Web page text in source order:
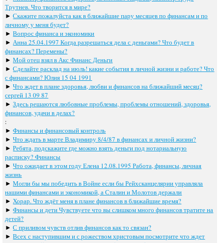
Трутнев. Что творится в мире?
►Скажите пожалуйста как в ближайшие пару месяцев по финансам и по
личному у меня будет?
►Вопрос финанса и экономики
► Анна 25.04.1997 Когда разрешаться дела с деньгами? Что будет в
финансах? Перемены?
►Мой отец взял в Акс Финанс Деньги
►Сделайте расклад на июль! какие события в личной жизни и работе? Что
с финансами? Юлия 15 04 1991
►Что ждет в плане здоровья, любви и финансов на ближайший месяц?
сергей 13 09 87
►Здесь решаются любовные проблемы, проблемы отношений, здоровья,
финансов, удачи в делах?
:
►Финансы и финансовый контроль
►Что ждать в марте Владимиру 8/4/87 в финансах и личной жизни?
►Ребята, подскажите где можно взять деньги под нотариальную
расписку? Финансы
►Что ожидает в этом году Елена 12.08.1995 Работа, финансы, личная
жизнь
►Могли бы мы победить в Войне если бы Рейхсканцелярии управляла
нашими финансами и экономикой, а Сталин и Молотов держали
►Хорар. Что ждёт меня в плане финансов в ближайшие время?
►Финансы и дети Чувствуете что вы слишком много финансов тратите на
детей?
►С приливом чувств отлив финансов как то связан?
►Всех с наступившим и с рожеством христовым посмотрите что ждет